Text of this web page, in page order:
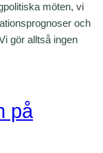
möten, vi
och
gör alltså ingen
på